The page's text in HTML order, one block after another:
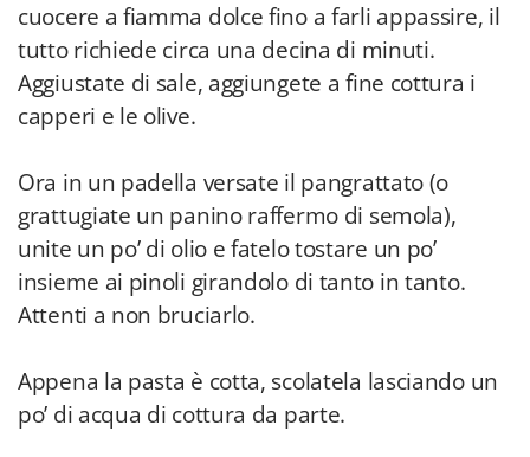
cuocere a fiamma dolce fino a farli appassire, il
tutto richiede circa una decina di minuti.
Aggiustate di sale, aggiungete a fine cottura i
capperi e le olive.
Ora in un padella versate il pangrattato (o
grattugiate un panino raffermo di semola),
unite un po’ di olio e fatelo tostare un po’
insieme ai pinoli girandolo di tanto in tanto.
Attenti a non bruciarlo.
Appena la pasta è cotta, scolatela lasciando un
po’ di acqua di cottura da parte.